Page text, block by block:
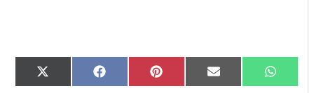
Compartir
en
X
(Twitter)
Compartir
en
Facebook Compartir
en
Pinterest Compartir
en
Email
en